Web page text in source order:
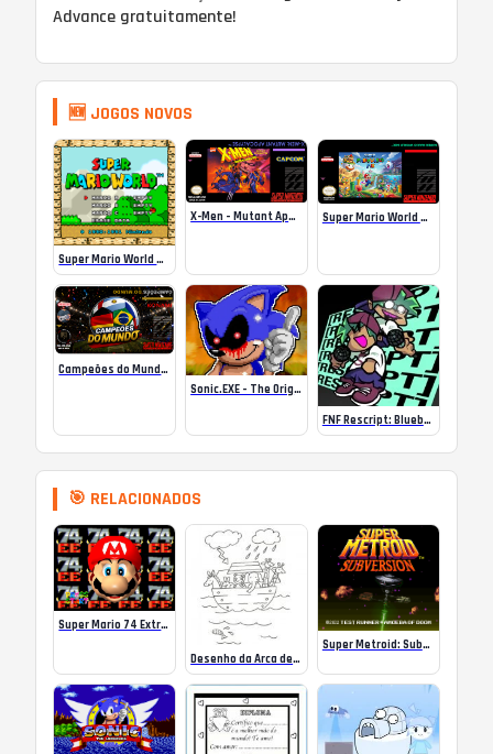
Advance gratuitamente!
🆕 JOGOS NOVOS
Super Mario World SA-1 Online
X-Men – Mutant Apocalypse Rebalanced Online Super Mario World Mix Online
Campeões do Mundo (ISS) Online
Sonic.EXE – The Original Game Online
FNF Rescript: Blueballed
🎯 RELACIONADOS
Super Mario 74 Extreme Edition
Desenho da Arca de Noé para colorir
Super Metroid: Subversion